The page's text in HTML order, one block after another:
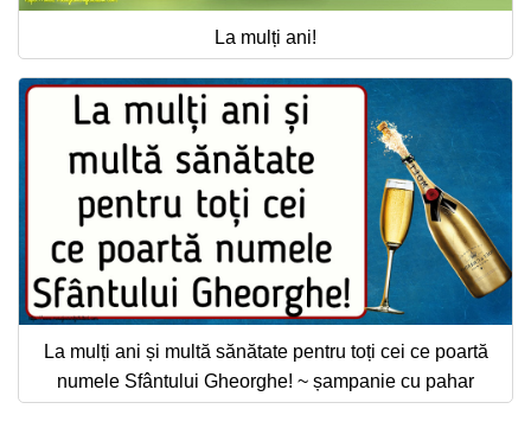
La mulți ani!
La mulți ani și multă sănătate pentru toți cei ce poartă
numele Sfântului Gheorghe! ~ șampanie cu pahar